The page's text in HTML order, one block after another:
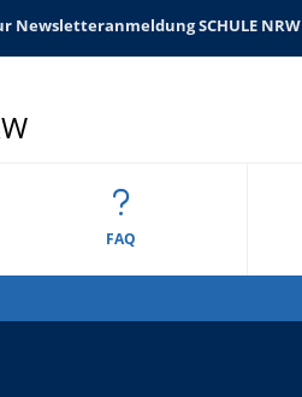
Newsletteranmeldung SCHULE NRW
FAQ